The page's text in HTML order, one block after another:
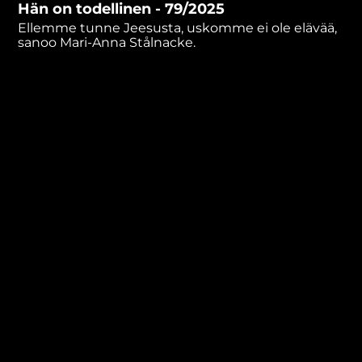
minutes,
11
seconds
Hän on todellinen - 79/2025
Ellemme tunne Jeesusta, uskomme ei ole elävää,
sanoo Mari-Anna Stålnacke.